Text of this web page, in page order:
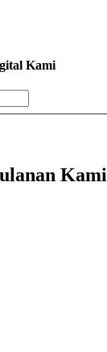
Kami
Kami